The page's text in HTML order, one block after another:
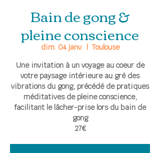
Bain de gong &
pleine conscience
dim. 04 janv.
  |
Toulouse
Une invitation à un voyage au coeur de
votre paysage intérieure au gré des
vibrations du gong, précédé de pratiques
méditatives de pleine conscience,
facilitant le lâcher-prise lors du bain de
gong
27€